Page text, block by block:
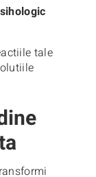
tale